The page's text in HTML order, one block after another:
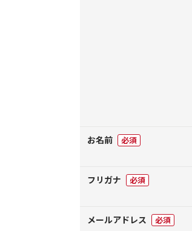
お名前 必須
フリガナ 必須
メールアドレス 必須